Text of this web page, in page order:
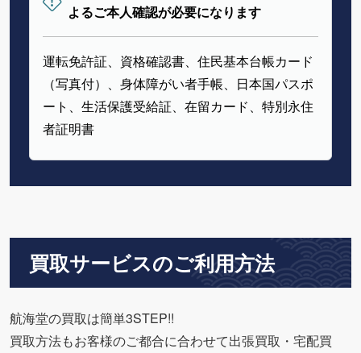
よるご本人確認が必要になります
運転免許証、資格確認書、住民基本台帳カード
（写真付）、身体障がい者手帳、日本国パスポ
ート、生活保護受給証、在留カード、特別永住
者証明書
買取サービスのご利用方法
航海堂の買取は簡単3STEP!!
買取方法もお客様のご都合に合わせて出張買取・宅配買